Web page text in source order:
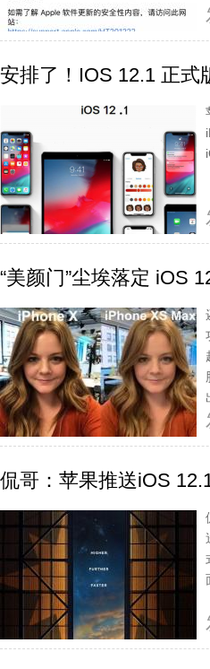
安排了！IOS 12.1 正式
“美颜门”尘埃落定 iOS
侃哥：苹果推送iOS